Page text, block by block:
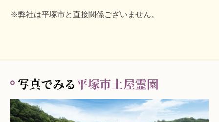
※弊社は平塚市と直接関係ございません。
写真でみる平塚市土屋霊園